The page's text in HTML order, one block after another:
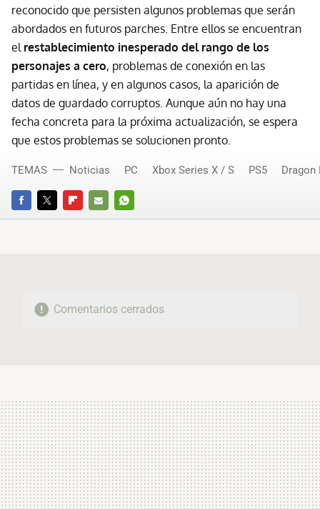
reconocido que persisten algunos problemas que serán
abordados en futuros parches. Entre ellos se encuentran
el restablecimiento inesperado del rango de los
personajes a cero, problemas de conexión en las
partidas en línea, y en algunos casos, la aparición de
datos de guardado corruptos. Aunque aún no hay una
fecha concreta para la próxima actualización, se espera
que estos problemas se solucionen pronto.
FACEBOOKTWITTERFLIPBOARD
E-
WHATSAPP
TEMAS Noticias PC Xbox Series X / S PS5 Dragon
Comentarios cerrados